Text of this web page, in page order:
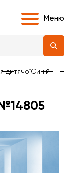
Меню
дитячоїСиній